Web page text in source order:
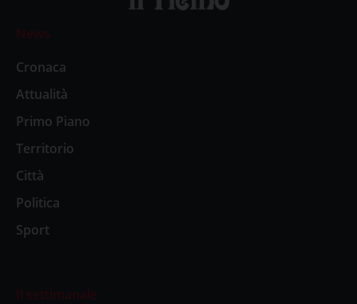
News
Cronaca
Attualità
Primo Piano
Territorio
Città
Politica
Sport
Il settimanale